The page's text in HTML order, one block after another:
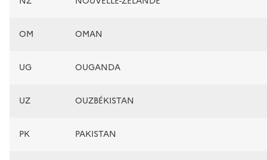
OM OMAN
UG OUGANDA
UZ OUZBÉKISTAN
PK PAKISTAN